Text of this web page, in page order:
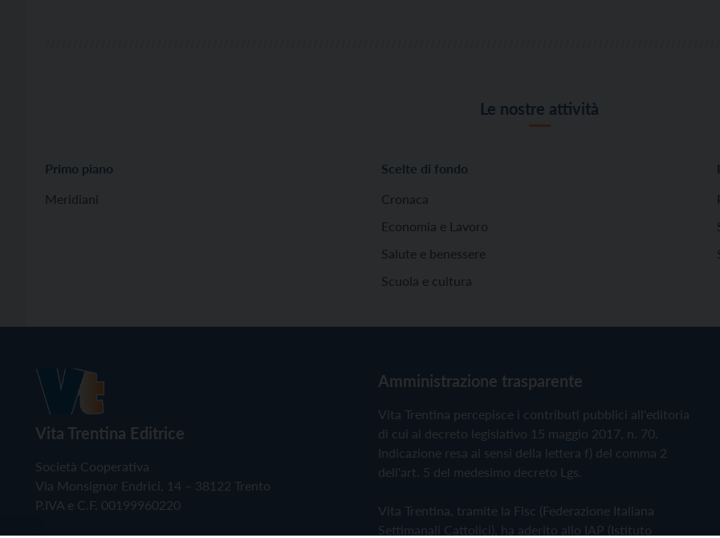
Le nostre attività
Primo piano
Meridiani
Scelte di fondo
Cronaca
Economia e Lavoro
Salute e benessere
Scuola e cultura
Vita Trentina Editrice
Società Cooperativa
Via Monsignor Endrici, 14 – 38122 Trento
P.IVA e C.F. 00199960220
Amministrazione trasparente
Vita Trentina percepisce i contributi pubblici all'editoria
di cui al decreto legislativo 15 maggio 2017, n. 70.
Indicazione resa ai sensi della lettera f) del comma 2
dell'art. 5 del medesimo decreto Lgs.
Vita Trentina, tramite la Fisc (Federazione Italiana
Settimanali Cattolici), ha aderito allo IAP (Istituto